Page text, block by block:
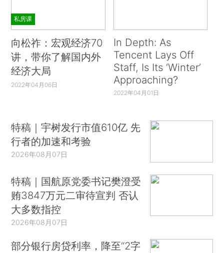
私房课
向松祚：宏观经济70
讲，带你了解国内外
经济大局
2022年04月06日
In Depth: As
Tencent Lays Off
Staff, Is Its ‘Winter’
Approaching?
2022年04月01日
特稿｜宇树发行市值610亿 先
行者的加速和考验
2026年08月07日
特稿｜国航原党委书记樊澄受
贿3847万元二审待宣判 否认
大多数指控
2026年08月07日
部分银行房贷利率，降至“2字